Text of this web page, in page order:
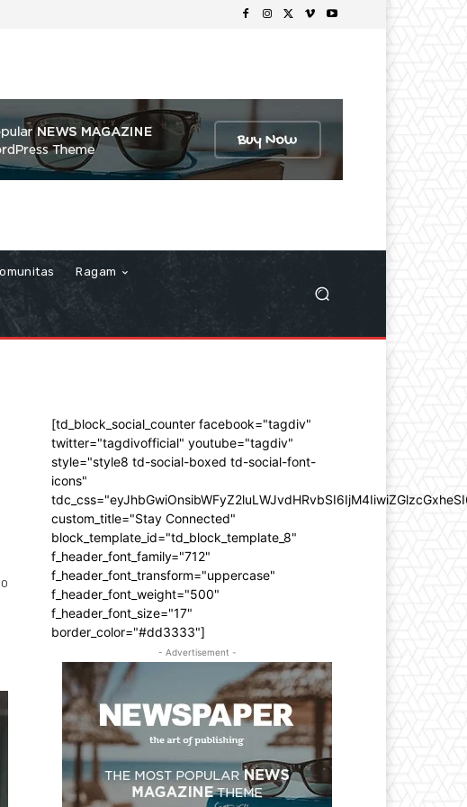
Ragam
0
[td_block_social_counter facebook="tagdiv"
twitter="tagdivofficial" youtube="tagdiv"
style="style8 td-social-boxed td-social-font-
icons"
custom_title="Stay Connected"
block_template_id="td_block_template_8"
f_header_font_family="712"
f_header_font_transform="uppercase"
f_header_font_weight="500"
f_header_font_size="17"
border_color="#dd3333"]
- Advertisement -